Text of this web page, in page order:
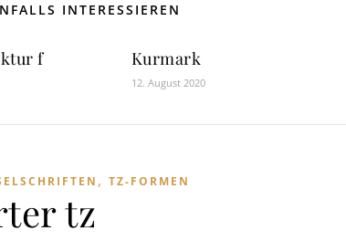
INTERESSIEREN
f Kurmark
12. August 2020
, TZ-FORMEN
tz